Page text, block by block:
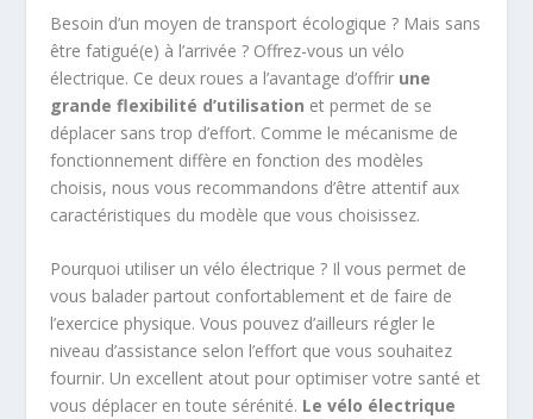
Besoin d’un moyen de transport écologique ? Mais sans
être fatigué(e) à l’arrivée ? Offrez-vous un vélo
électrique. Ce deux roues a l’avantage d’offrir une
grande flexibilité d’utilisation et permet de se
déplacer sans trop d’effort. Comme le mécanisme de
fonctionnement diffère en fonction des modèles
choisis, nous vous recommandons d’être attentif aux
caractéristiques du modèle que vous choisissez.
Pourquoi utiliser un vélo électrique ? Il vous permet de
vous balader partout confortablement et de faire de
l’exercice physique. Vous pouvez d’ailleurs régler le
niveau d’assistance selon l’effort que vous souhaitez
fournir. Un excellent atout pour optimiser votre santé et
vous déplacer en toute sérénité. Le vélo électrique